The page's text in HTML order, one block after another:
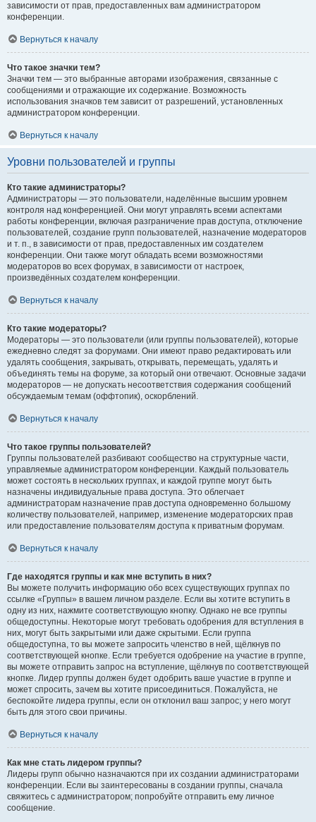
зависимости от прав, предоставленных вам администратором
конференции.
Вернуться к началу
Что такое значки тем?
Значки тем — это выбранные авторами изображения, связанные с
сообщениями и отражающие их содержание. Возможность
использования значков тем зависит от разрешений, установленных
администратором конференции.
Вернуться к началу
Уровни пользователей и группы
Кто такие администраторы?
Администраторы — это пользователи, наделённые высшим уровнем
контроля над конференцией. Они могут управлять всеми аспектами
работы конференции, включая разграничение прав доступа, отключение
пользователей, создание групп пользователей, назначение модераторов
и т. п., в зависимости от прав, предоставленных им создателем
конференции. Они также могут обладать всеми возможностями
модераторов во всех форумах, в зависимости от настроек,
произведённых создателем конференции.
Вернуться к началу
Кто такие модераторы?
Модераторы — это пользователи (или группы пользователей), которые
ежедневно следят за форумами. Они имеют право редактировать или
удалять сообщения, закрывать, открывать, перемещать, удалять и
объединять темы на форуме, за который они отвечают. Основные задачи
модераторов — не допускать несоответствия содержания сообщений
обсуждаемым темам (оффтопик), оскорблений.
Вернуться к началу
Что такое группы пользователей?
Группы пользователей разбивают сообщество на структурные части,
управляемые администратором конференции. Каждый пользователь
может состоять в нескольких группах, и каждой группе могут быть
назначены индивидуальные права доступа. Это облегчает
администраторам назначение прав доступа одновременно большому
количеству пользователей, например, изменение модераторских прав
или предоставление пользователям доступа к приватным форумам.
Вернуться к началу
Где находятся группы и как мне вступить в них?
Вы можете получить информацию обо всех существующих группах по
ссылке «Группы» в вашем личном разделе. Если вы хотите вступить в
одну из них, нажмите соответствующую кнопку. Однако не все группы
общедоступны. Некоторые могут требовать одобрения для вступления в
них, могут быть закрытыми или даже скрытыми. Если группа
общедоступна, то вы можете запросить членство в ней, щёлкнув по
соответствующей кнопке. Если требуется одобрение на участие в группе,
вы можете отправить запрос на вступление, щёлкнув по соответствующей
кнопке. Лидер группы должен будет одобрить ваше участие в группе и
может спросить, зачем вы хотите присоединиться. Пожалуйста, не
беспокойте лидера группы, если он отклонил ваш запрос; у него могут
быть для этого свои причины.
Вернуться к началу
Как мне стать лидером группы?
Лидеры групп обычно назначаются при их создании администраторами
конференции. Если вы заинтересованы в создании группы, сначала
свяжитесь с администратором; попробуйте отправить ему личное
сообщение.